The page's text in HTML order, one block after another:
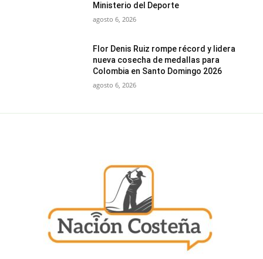
Ministerio del Deporte
agosto 6, 2026
Flor Denis Ruiz rompe récord y lidera
nueva cosecha de medallas para
Colombia en Santo Domingo 2026
agosto 6, 2026